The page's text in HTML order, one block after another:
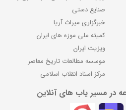
صنایع دستی
خبرگزاری میراث آریا
کمیته ملی موزه های ایران
ویزیت ایران
موسسه مطالعات تاریخ معاصر
مرکز اسناد انقلاب اسلامی
در مسیر یاب های آنلاین